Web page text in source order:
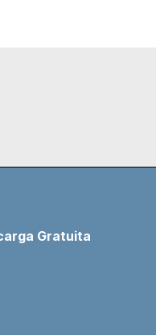
Gratuita